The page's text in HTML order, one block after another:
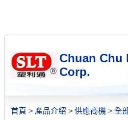
Chuan Chu
Corp.
首頁 > 產品介紹 > 供應商機 > 全